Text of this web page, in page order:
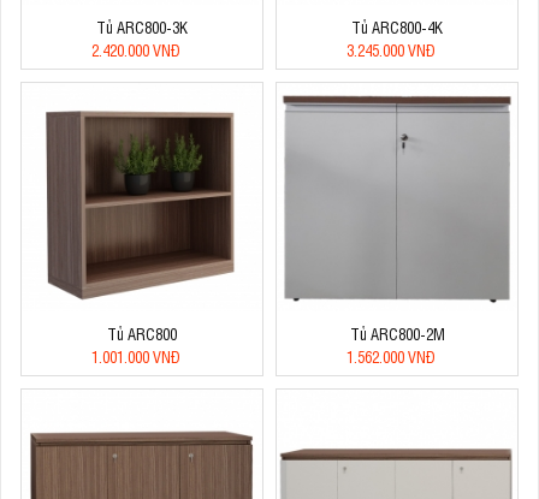
Tủ ARC800-3K
2.420.000 VNĐ
Tủ ARC800-4K
3.245.000 VNĐ
Tủ ARC800
1.001.000 VNĐ
Tủ ARC800-2M
1.562.000 VNĐ